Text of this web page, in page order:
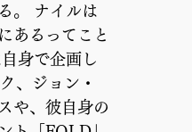
。 ナイルは
あるってこと
身で企画し
、ジョン・
や、彼自身の